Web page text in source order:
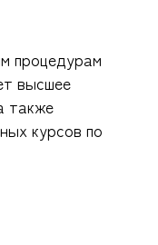
процедурам
высшее
также
курсов по